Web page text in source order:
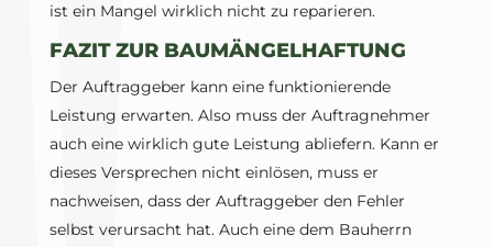
ist ein Mangel wirklich nicht zu reparieren.
FAZIT ZUR BAUMÄNGELHAFTUNG
Der Auftraggeber kann eine funktionierende
Leistung erwarten. Also muss der Auftragnehmer
auch eine wirklich gute Leistung abliefern. Kann er
dieses Versprechen nicht einlösen, muss er
nachweisen, dass der Auftraggeber den Fehler
selbst verursacht hat. Auch eine dem Bauherrn